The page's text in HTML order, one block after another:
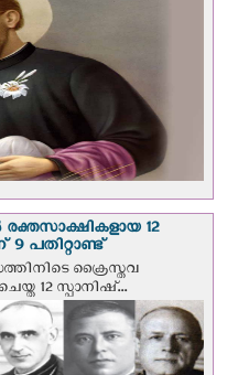
12
9 പതിറ്റാണ്ട്
ക്രൈസ്തവ
12 സ്പാനിഷ്...